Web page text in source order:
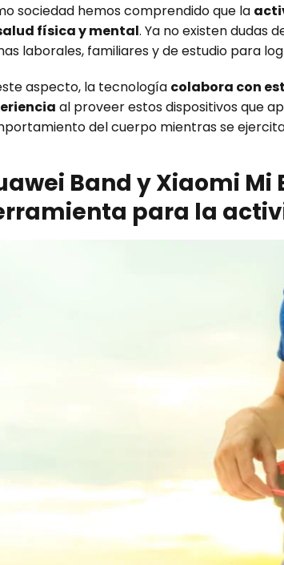
sociedad hemos comprendido que la
física y mental. Ya no existen dudas
laborales, familiares y de estudio para
aspecto, la tecnología colabora con
al proveer estos dispositivos que
del cuerpo mientras se
Band y Xiaomi
para la